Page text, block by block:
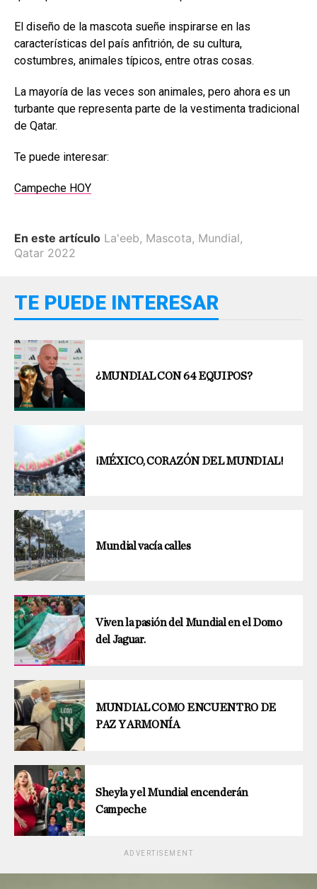
El diseño de la mascota sueñe inspirarse en las
características del país anfitrión, de su cultura,
costumbres, animales típicos, entre otras cosas.
La mayoría de las veces son animales, pero ahora es un
turbante que representa parte de la vestimenta tradicional
de Qatar.
Te puede interesar:
Campeche HOY
En este artículo La'eeb, Mascota, Mundial,
Qatar 2022
TE PUEDE INTERESAR
¿MUNDIAL CON 64 EQUIPOS?
¡MÉXICO, CORAZÓN DEL MUNDIAL!
Mundial vacía calles
Viven la pasión del Mundial en el Domo
del Jaguar.
MUNDIAL COMO ENCUENTRO DE
PAZ Y ARMONÍA
Sheyla y el Mundial encenderán
Campeche
ADVERTISEMENT